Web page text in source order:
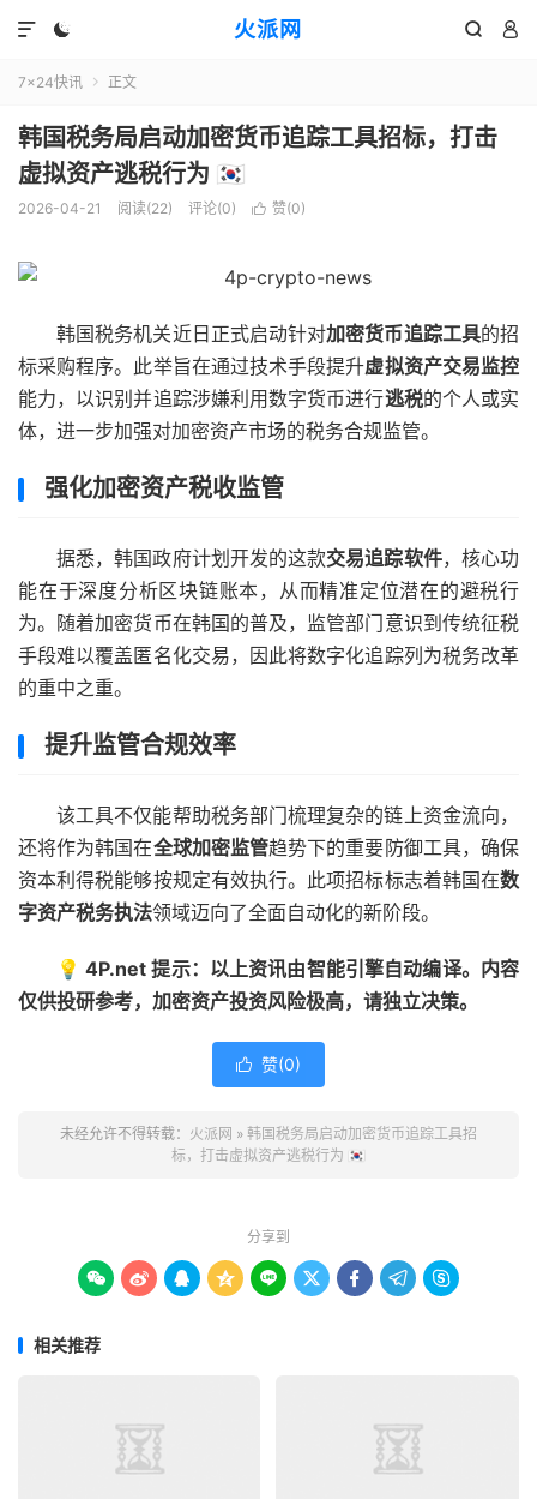
火派网
  

7×24快讯  正文
韩国税务局启动加密货币追踪工具招标，打击
虚拟资产逃税行为 🇰🇷
2026-04-21 阅读(22) 评论(0)  赞(0)
韩国税务机关近日正式启动针对加密货币追踪工具的招
标采购程序。此举旨在通过技术手段提升虚拟资产交易监控
能力，以识别并追踪涉嫌利用数字货币进行逃税的个人或实
体，进一步加强对加密资产市场的税务合规监管。
强化加密资产税收监管
据悉，韩国政府计划开发的这款交易追踪软件，核心功
能在于深度分析区块链账本，从而精准定位潜在的避税行
为。随着加密货币在韩国的普及，监管部门意识到传统征税
手段难以覆盖匿名化交易，因此将数字化追踪列为税务改革
的重中之重。
提升监管合规效率
该工具不仅能帮助税务部门梳理复杂的链上资金流向，
还将作为韩国在全球加密监管趋势下的重要防御工具，确保
资本利得税能够按规定有效执行。此项招标标志着韩国在数
字资产税务执法领域迈向了全面自动化的新阶段。
💡 4P.net 提示：以上资讯由智能引擎自动编译。内容
仅供投研参考，加密资产投资风险极高，请独立决策。
 赞(0)
未经允许不得转载： 火派网 » 韩国税务局启动加密货币追踪工具招
标，打击虚拟资产逃税行为 🇰🇷
分享到
        
相关推荐